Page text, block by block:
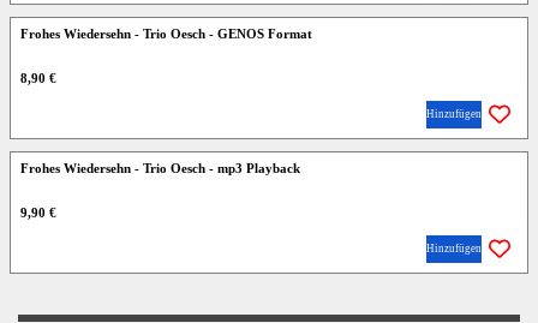
Frohes Wiedersehn - Trio Oesch - GENOS Format
8,90 €
Hinzufügen
Frohes Wiedersehn - Trio Oesch - mp3 Playback
9,90 €
Hinzufügen